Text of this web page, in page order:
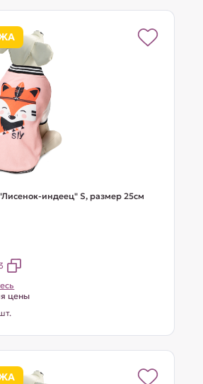
индеец" S, размер 25см
цены